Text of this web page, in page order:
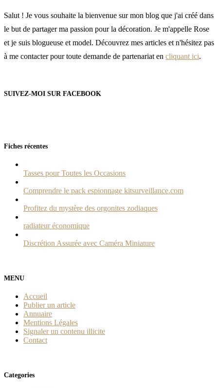
Salut ! Je vous souhaite la bienvenue sur mon blog que j'ai créé dans
le but de partager ma passion pour la décoration. Je m'appelle Rose
et je suis blogueuse et model. Découvrez mes articles et n'hésitez pas
à me contacter pour toute demande de partenariat en cliquant ici.
SUIVEZ-MOI SUR FACEBOOK
Fiches récentes
Tasses pour Toutes les Occasions
Comprendre le pack espionnage kitsurveillance.com
Profitez du mystère des orgonites zodiaques
radiateur économique
Discrétion Assurée avec Caméra Miniature
MENU
Accueil
Publier un article
Annuaire
Mentions Légales
Signaler un contenu illicite
Contact
Categories